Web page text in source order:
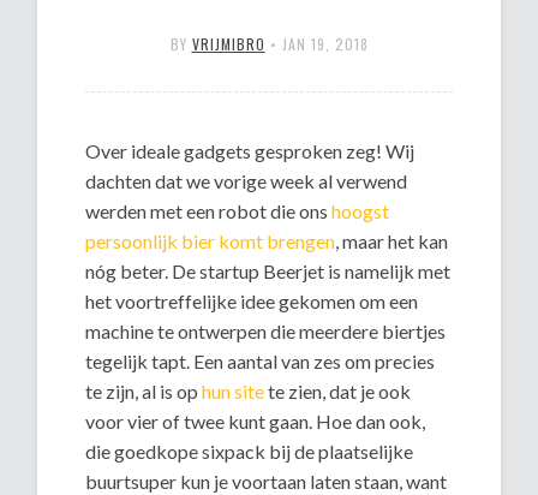
BY VRIJMIBRO • JAN 19, 2018
Over ideale gadgets gesproken zeg! Wij
dachten dat we vorige week al verwend
werden met een robot die onshoogst
persoonlijk bier komt brengen, maar het kan
nóg beter. De startup Beerjet is namelijk met
het voortreffelijke idee gekomen om een
machine te ontwerpen die meerdere biertjes
tegelijk tapt. Een aantal van zes om precies
te zijn, al is ophun sitete zien, dat je ook
voor vier of twee kunt gaan. Hoe dan ook,
die goedkope sixpack bij de plaatselijke
buurtsuper kun je voortaan laten staan, want